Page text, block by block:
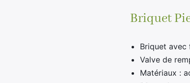
Briquet
Briquet avec
Valve de
Matériaux :